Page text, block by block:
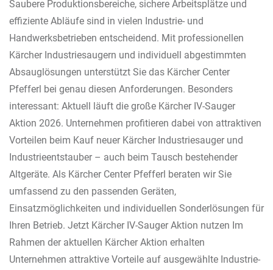
Saubere Produktionsbereiche, sichere Arbeitsplätze und
effiziente Abläufe sind in vielen Industrie- und
Handwerksbetrieben entscheidend. Mit professionellen
Kärcher Industriesaugern und individuell abgestimmten
Absauglösungen unterstützt Sie das Kärcher Center
Pfefferl bei genau diesen Anforderungen. Besonders
interessant: Aktuell läuft die große Kärcher IV-Sauger
Aktion 2026. Unternehmen profitieren dabei von attraktiven
Vorteilen beim Kauf neuer Kärcher Industriesauger und
Industrieentstauber – auch beim Tausch bestehender
Altgeräte. Als Kärcher Center Pfefferl beraten wir Sie
umfassend zu den passenden Geräten,
Einsatzmöglichkeiten und individuellen Sonderlösungen für
Ihren Betrieb. Jetzt Kärcher IV-Sauger Aktion nutzen Im
Rahmen der aktuellen Kärcher Aktion erhalten
Unternehmen attraktive Vorteile auf ausgewählte Industrie-